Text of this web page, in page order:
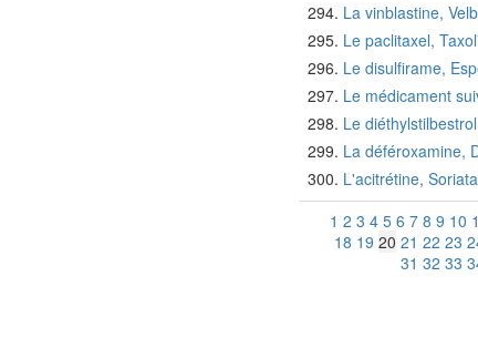
La vinblastine,
Le paclitaxel,
Le disulfirame,
Le médicament
Le
La déféroxamine,
L'acitrétine,
1 2 3 4 5 6 7 8 9 10
18 19 20 21 22 23
31 32 33